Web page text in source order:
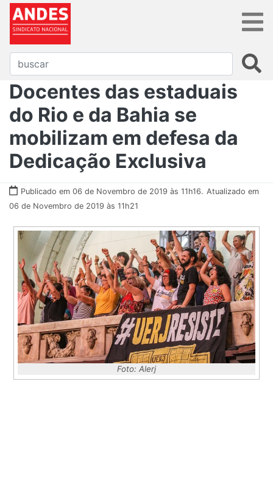
Docentes das estaduais
do Rio e da Bahia se
mobilizam em defesa da
Dedicação Exclusiva
Publicado em 06 de Novembro de 2019 às 11h16. Atualizado em
06 de Novembro de 2019 às 11h21
Foto: Alerj